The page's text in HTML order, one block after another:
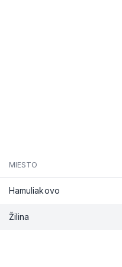
MIESTO
Hamuliakovo
Žilina